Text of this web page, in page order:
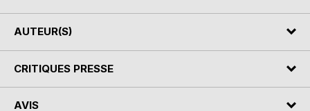
AUTEUR(S)
CRITIQUES PRESSE
AVIS